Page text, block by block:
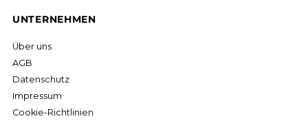
UNTERNEHMEN
Über uns
AGB
Datenschutz
Impressum
Cookie-Richtlinien